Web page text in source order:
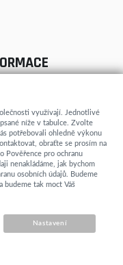
zdarma
na splátky
pro výrobu matrací
spánek je věda
využívají. Jednotlivé
níže v tabulce. Zvolte
potřebovali ohledně výkonu
obraťte se prosím na
Pověřence pro ochranu
nenakládáme, jak bychom
osobních údajů. Budeme
budeme tak moct Váš
Nastavení